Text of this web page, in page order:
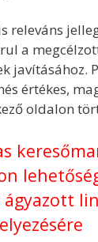
releváns
a
javításához.
értékes,
oldalon
ágyazott